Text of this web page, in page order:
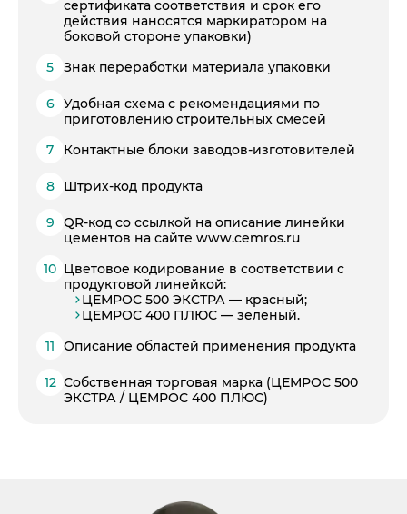
сертификата соответствия и срок его
действия наносятся маркиратором на
боковой стороне упаковки)
Знак переработки материала упаковки
Удобная схема с рекомендациями по
приготовлению строительных смесей
Контактные блоки заводов-изготовителей
Штрих-код продукта
QR-код со ссылкой на описание линейки
цементов на сайте www.cemros.ru
Цветовое кодирование в соответствии с
продуктовой линейкой:
ЦЕМРОС 500 ЭКСТРА — красный;
ЦЕМРОС 400 ПЛЮС — зеленый.
Описание областей применения продукта
Собственная торговая марка (ЦЕМРОС 500
ЭКСТРА / ЦЕМРОС 400 ПЛЮС)
сертификата соответствия и срок его
действия наносятся маркиратором на
боковой стороне упаковки)
Знак переработки материала упаковки
Удобная схема с рекомендациями по
приготовлению строительных смесей
Контактные блоки заводов-изготовителей
Штрих-код продукта
QR-код со ссылкой на описание линейки
цементов на сайте cemros.ru
Цветовое кодирование в соответствии с
продуктовой линейкой:
ЦЕМРОС 500 ЭКСТРА — красный;
ЦЕМРОС 400 ПЛЮС — зеленый.
Описание областей применения продукта
Собственная торговая марка (ЦЕМРОС 500
ЭКСТРА / ЦЕМРОС 400 ПЛЮС)
Пресса о нас